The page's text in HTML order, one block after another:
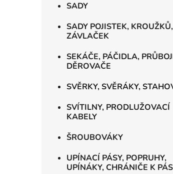
SADY
SADY POJISTEK, KROUŽKŮ,
ZÁVLAČEK
SEKÁČE, PÁČIDLA,
DĚROVAČE
SVĚRKY, SVĚRÁKY,
SVÍTILNY, PRODLUŽOVACÍ
KABELY
ŠROUBOVÁKY
UPÍNACÍ PÁSY, POPRUHY,
UPÍNÁKY, CHRÁNIČE K